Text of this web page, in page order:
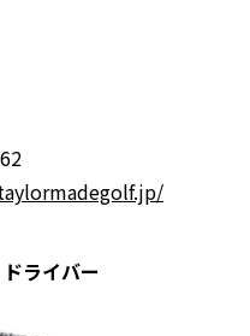
ライバー